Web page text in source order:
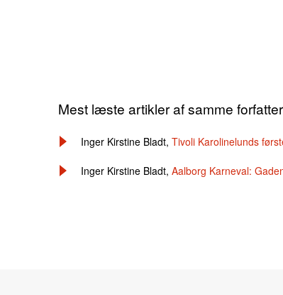
Mest læste artikler af samme
Inger Kirstine Bladt,Tivoli Karolinelunds
Inger Kirstine Bladt,Aalborg Karneval: